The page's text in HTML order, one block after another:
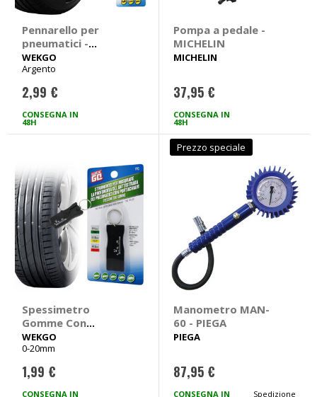
Pennarello per
pneumatici -
WEKGO
WEKGO
Argento
2,99 €
CONSEGNA IN
48H
Pompa a pedale -
MICHELIN
MICHELIN
37,95 €
CONSEGNA IN
48H
Spessimetro
Gomme Con
portachiavi -
WEKGO
WEKGO
0-20mm
1,99 €
CONSEGNA IN
Prezzo speciale
Manometro MAN-
60 - PIEGA
PIEGA
87,95 €
CONSEGNA IN Spedizione